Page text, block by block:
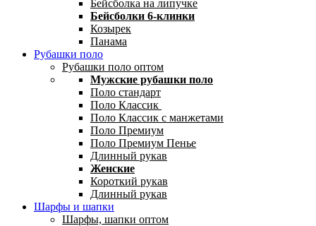
Бейсболка на липучке
Бейсболки 6-клинки
Козырек
Панама
Рубашки поло
Рубашки поло оптом
Мужские рубашки поло
Поло стандарт
Поло Классик
Поло Классик с манжетами
Поло Премиум
Поло Премиум Пенье
Длинный рукав
Женские
Короткий рукав
Длинный рукав
Шарфы и шапки
Шарфы, шапки оптом